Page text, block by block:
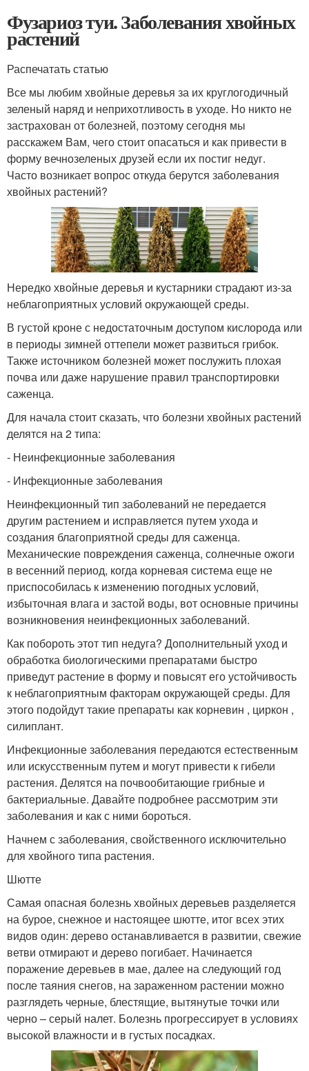
Фузариоз туи. Заболевания хвойных
растений
Распечатать статью
Все мы любим хвойные деревья за их круглогодичный
зеленый наряд и неприхотливость в уходе. Но никто не
застрахован от болезней, поэтому сегодня мы
расскажем Вам, чего стоит опасаться и как привести в
форму вечнозеленых друзей если их постиг недуг.
Часто возникает вопрос откуда берутся заболевания
хвойных растений?
Нередко хвойные деревья и кустарники страдают из-за
неблагоприятных условий окружающей среды.
В густой кроне с недостаточным доступом кислорода или
в периоды зимней оттепели может развиться грибок.
Также источником болезней может послужить плохая
почва или даже нарушение правил транспортировки
саженца.
Для начала стоит сказать, что болезни хвойных растений
делятся на 2 типа:
- Неинфекционные заболевания
- Инфекционные заболевания
Неинфекционный тип заболеваний не передается
другим растением и исправляется путем ухода и
создания благоприятной среды для саженца.
Механические повреждения саженца, солнечные ожоги
в весенний период, когда корневая система еще не
приспособилась к изменению погодных условий,
избыточная влага и застой воды, вот основные причины
возникновения неинфекционных заболеваний.
Как побороть этот тип недуга? Дополнительный уход и
обработка биологическими препаратами быстро
приведут растение в форму и повысят его устойчивость
к неблагоприятным факторам окружающей среды. Для
этого подойдут такие препараты как корневин , циркон ,
силиплант.
Инфекционные заболевания передаются естественным
или искусственным путем и могут привести к гибели
растения. Делятся на почвообитающие грибные и
бактериальные. Давайте подробнее рассмотрим эти
заболевания и как с ними бороться.
Начнем с заболевания, свойственного исключительно
для хвойного типа растения.
Шютте
Самая опасная болезнь хвойных деревьев разделяется
на бурое, снежное и настоящее шютте, итог всех этих
видов один: дерево останавливается в развитии, свежие
ветви отмирают и дерево погибает. Начинается
поражение деревьев в мае, далее на следующий год
после таяния снегов, на зараженном растении можно
разглядеть черные, блестящие, вытянутые точки или
черно – серый налет. Болезнь прогрессирует в условиях
высокой влажности и в густых посадках.